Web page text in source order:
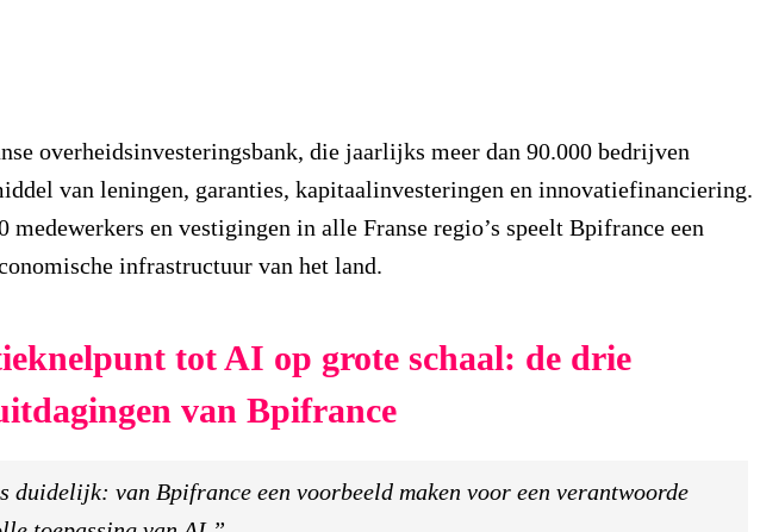
overheidsinvesteringsbank, die jaarlijks meer dan 90.000 bedrijven
van leningen, garanties, kapitaalinvesteringen en innovatiefinanciering.
medewerkers en vestigingen in alle Franse regio’s speelt Bpifrance een
infrastructuur van het land.
tot AI op grote schaal: de drie
van Bpifrance
duidelijk: van Bpifrance een voorbeeld maken voor een verantwoorde